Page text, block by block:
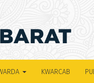
KWARCAB